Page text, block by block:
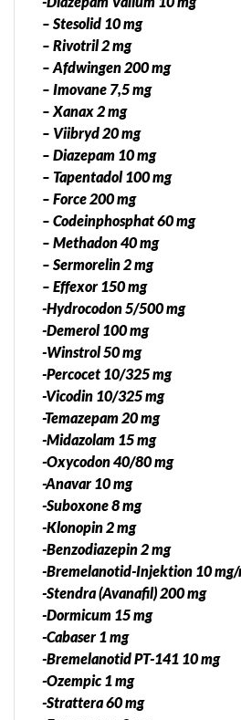
– Stesolid 10 mg
– Rivotril 2 mg
– Afdwingen 200 mg
– Imovane 7,5 mg
– Xanax 2 mg
– Viibryd 20 mg
– Diazepam 10 mg
– Tapentadol 100 mg
– Force 200 mg
– Codeinphosphat 60 mg
– Methadon 40 mg
– Sermorelin 2 mg
– Effexor 150 mg
-Hydrocodon 5/500 mg
-Demerol 100 mg
-Winstrol 50 mg
-Percocet 10/325 mg
-Vicodin 10/325 mg
-Temazepam 20 mg
-Midazolam 15 mg
-Oxycodon 40/80 mg
-Anavar 10 mg
-Suboxone 8 mg
-Klonopin 2 mg
-Benzodiazepin 2 mg
-Bremelanotid-Injektion 10
-Stendra (Avanafil) 200 mg
-Dormicum 15 mg
-Cabaser 1 mg
-Bremelanotid PT-141 10 mg
-Ozempic 1 mg
-Strattera 60 mg